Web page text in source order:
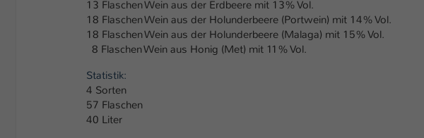
13 Flaschen Wein aus der Erdbeere mit 13% Vol.
18 Flaschen Wein aus der Holunderbeere (Portwein) mit 14% Vol.
18 Flaschen Wein aus der Holunderbeere (Malaga) mit 15% Vol.
8 Flaschen Wein aus Honig (Met) mit 11% Vol.
Statistik:
4 Sorten
57 Flaschen
40 Liter